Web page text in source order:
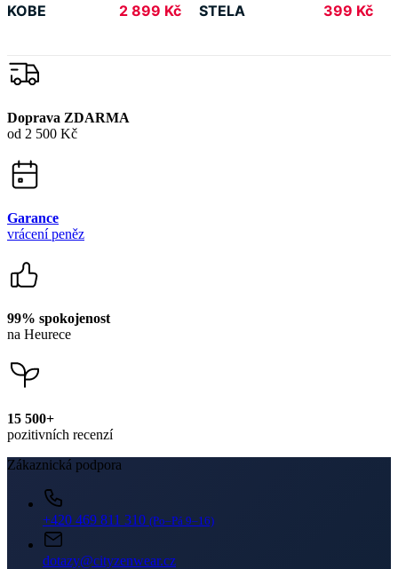
KOBE 2 899 Kč STELA 399 Kč
Doprava ZDARMA
od 2 500 Kč
Garance
vrácení peněz
99% spokojenost
na Heurece
15 500+
pozitivních recenzí
Zákaznická podpora
+420 469 811 310 (Po–Pá 9–16)
dotazy@cityzenwear.cz